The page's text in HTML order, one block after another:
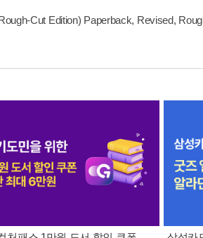
Cut Edition) Paperback, Revised,